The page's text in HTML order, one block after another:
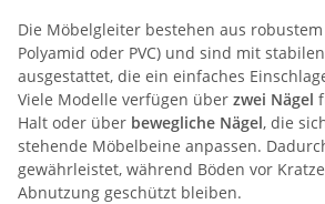
Die Möbelgleiter bestehen aus robustem
Polyamid oder PVC) und sind mit
ausgestattet, die ein einfaches
Viele Modelle verfügen über zwei Nägel
Halt oder über bewegliche Nägel, die
stehende Möbelbeine anpassen.
gewährleistet, während Böden vor
Abnutzung geschützt bleiben.